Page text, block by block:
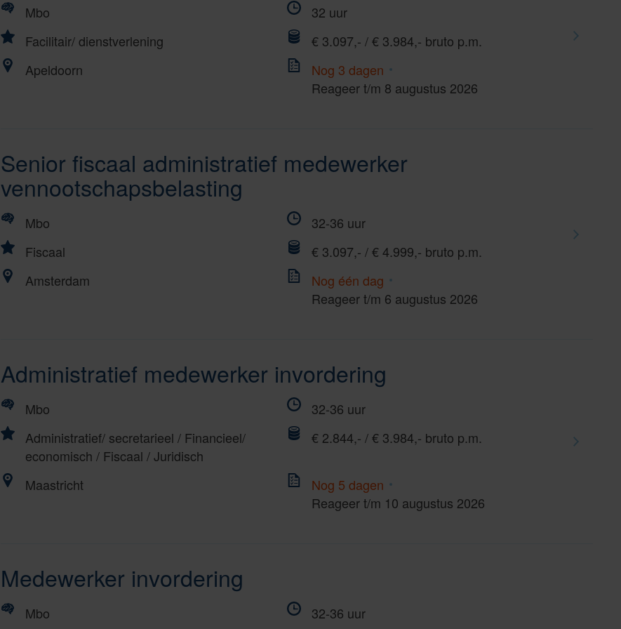
Mbo
32 uur
Facilitair/ dienstverlening
€ 3.097,- / € 3.984,- bruto p.m.
Apeldoorn
Nog 3 dagen
Reageer t/m 8 augustus 2026
Senior fiscaal administratief medewerker
vennootschapsbelasting
Mbo
32-36 uur
Fiscaal
€ 3.097,- / € 4.999,- bruto p.m.
Amsterdam
Nog één dag
Reageer t/m 6 augustus 2026
Administratief medewerker invordering
Mbo
32-36 uur
Administratief/ secretarieel / Financieel/
economisch / Fiscaal /Juridisch
€ 2.844,- / € 3.984,- bruto p.m.
Maastricht
Nog 5 dagen
Reageer t/m 10 augustus 2026
Medewerker invordering
Mbo 32-36 uur